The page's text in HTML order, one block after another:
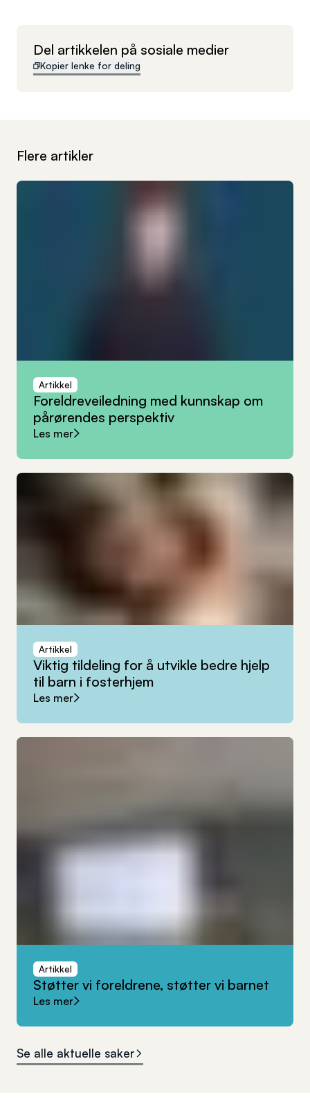
Del artikkelen på sosiale medier
Kopier lenke for deling
Flere artikler
Artikkel
Foreldreveiledning med kunnskap om
pårørendes perspektiv
Les mer
Artikkel
Viktig tildeling for å utvikle bedre hjelp
til barn i fosterhjem
Les mer
Artikkel
Støtter vi foreldrene, støtter vi barnet
Les mer
Se alle aktuelle saker